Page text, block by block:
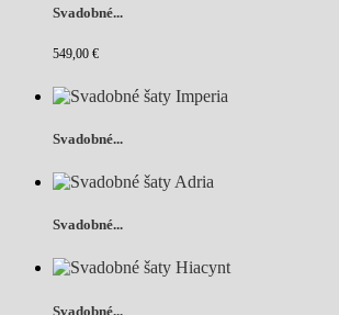
Svadobné...
549,00 €
Svadobné...
Svadobné...
Svadobné...